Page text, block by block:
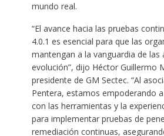
mundo real.
“El avance hacia las pruebas
4.0.1 es esencial para que las
mantengan a la vanguardia de las
evolución”, dijo Héctor Guillermo
presidente de GM Sectec. “Al
Pentera, estamos empoderando
con las herramientas y la
para implementar pruebas de
remediación continuas,